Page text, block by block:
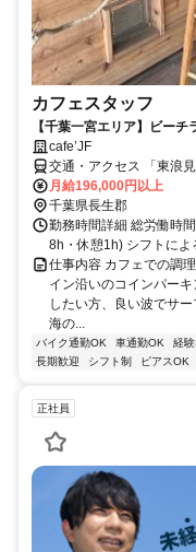
カフェスタッフ
【千葉一宮エリア】ビーチ
cafe’JF
交通・アクセス 「東浪
車・バイク・自転車通勤
月給196,000円以上
千葉県長生郡
勤務時間詳細 総労働時
8h・休憩1h) シフトによ
仕事内容 カフェでの調
イン沿いのコインパー
したい方、良い波でサ
海の...
バイク通勤OK 車通勤OK 経
長期歓迎
シフト制 ピアスOK
正社員